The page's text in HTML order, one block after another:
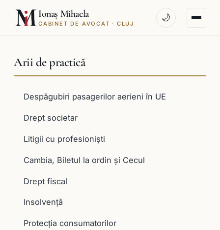
Ionaș Mihaela
CABINET DE AVOCAT · CLUJ
🌙
Arii de practică
Despăgubiri pasagerilor aerieni în UE
Drept societar
Litigii cu profesioniști
Cambia, Biletul la ordin și Cecul
Drept fiscal
Insolvență
Protecția consumatorilor